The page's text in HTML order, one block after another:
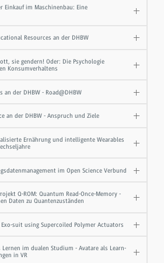
Einkauf im Maschinenbau: Eine
Resources an der DHBW
sie gendern! Oder: Die Psychologie
Konsumverhaltens
an der DHBW - Road@DHBW
an der DHBW - Anspruch und Ziele
Ernährung und intelligente Wearables
im Open Science Verbund
Q-ROM: Quantum Read-Once-Memory -
Daten zu Quantenzuständen
suit using Supercoiled Polymer Actuators
im dualen Studium - Avatare als Learn-
in VR